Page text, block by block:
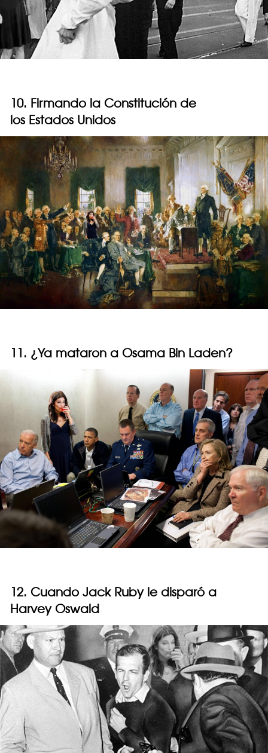
10. Firmando la Constitución de
los Estados Unidos
11. ¿Ya mataron a Osama Bin Laden?
12. Cuando Jack Ruby le disparó a
Harvey Oswald